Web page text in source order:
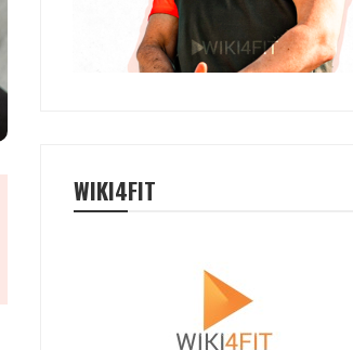
WIKI4FIT